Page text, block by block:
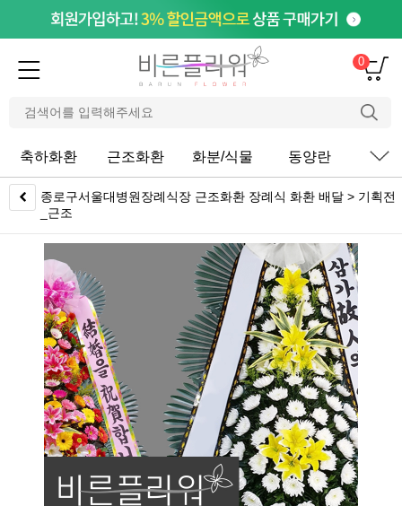
0
축하화환 근조화환 화분/식물 동양란 서
종로구서울대병원장례식장 근조화환 장례식 화환 배달 > 기획전
_근조